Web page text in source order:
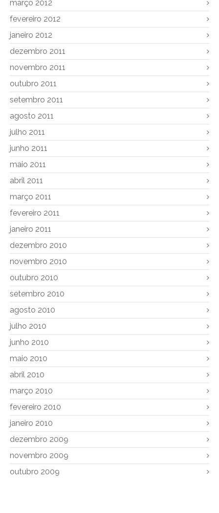
março 2012
fevereiro 2012
janeiro 2012
dezembro 2011
novembro 2011
outubro 2011
setembro 2011
agosto 2011
julho 2011
junho 2011
maio 2011
abril 2011
março 2011
fevereiro 2011
janeiro 2011
dezembro 2010
novembro 2010
outubro 2010
setembro 2010
agosto 2010
julho 2010
junho 2010
maio 2010
abril 2010
março 2010
fevereiro 2010
janeiro 2010
dezembro 2009
novembro 2009
outubro 2009